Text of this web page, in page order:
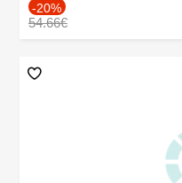
-20%
54.66€